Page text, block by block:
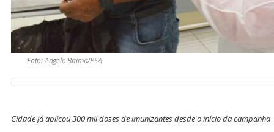
Foto: Angelo Baima/PSA
Cidade já aplicou 300 mil doses de imunizantes desde o início da campanha